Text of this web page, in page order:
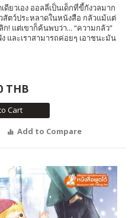
ดียวเอง ออลลี่เป็นเด็กที่ขี้กังวลมาก
ตว์ประหลาดในหนังสือ กลัวแม้แต่
ก! แต่เขาก็ค้นพบว่า... “ความกลัว”
และเราสามารถค่อยๆ เอาชนะมัน
THB
Cart
Add to Compare